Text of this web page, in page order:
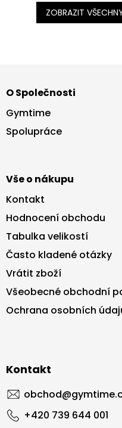
ZOBRAZIT
p
a
O Společnosti
Gymtime
Spolupráce
Vše o nákupu
Kontakt
Hodnocení obchodu
Tabulka velikostí
Často kladené otázky
Vrátit zboží
Všeobecné obchodní
Ochrana osobních
Kontakt
obchod@
+420 739 644 001